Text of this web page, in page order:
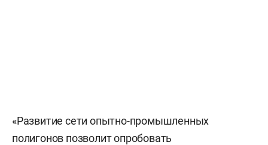
«Развитие сети опытно-промышленных
полигонов позволит опробовать